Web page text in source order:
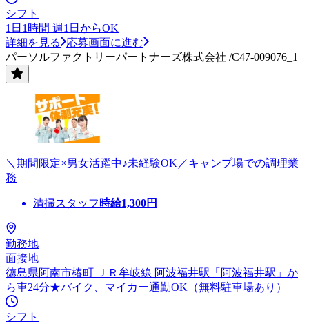
シフト
1日1時間 週1日からOK
詳細を見る
応募画面に進む
パーソルファクトリーパートナーズ株式会社 /C47-009076_1
＼期間限定×男女活躍中♪未経験OK／キャンプ場での調理業
務
清掃スタッフ 時給1,300円
勤務地
面接地
徳島県阿南市椿町 ＪＲ牟岐線 阿波福井駅「阿波福井駅」か
ら車24分★バイク、マイカー通勤OK（無料駐車場あり）
シフト